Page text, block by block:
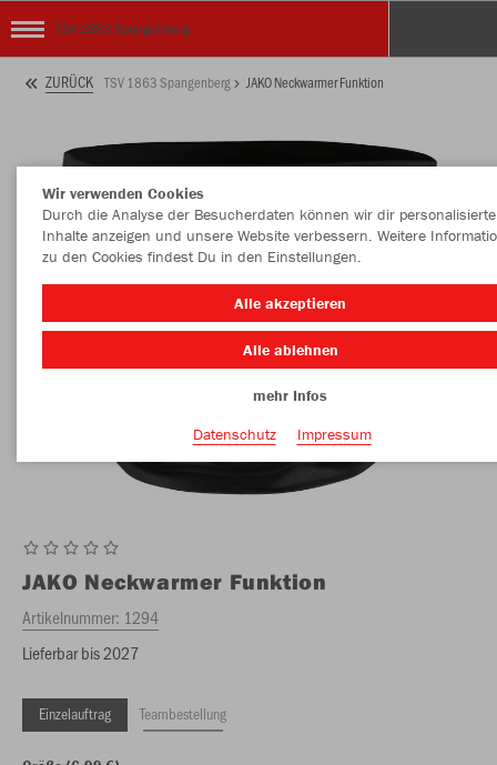
TSV 1863 Spangenberg
ZURÜCK TSV 1863 Spangenberg JAKO Neckwarmer Funktion
JAKO Neckwarmer Funktion
Artikelnummer: 1294
Lieferbar bis 2027
Einzelauftrag Teambestellung
Wir verwenden Cookies
Durch die Analyse der Besucherdaten können wir dir personalisierte
Inhalte anzeigen und unsere Website verbessern. Weitere
zu den Cookies findest Du in den Einstellungen.
Alle akzeptieren
Alle ablehnen
mehr Infos
Datenschutz
Impressum